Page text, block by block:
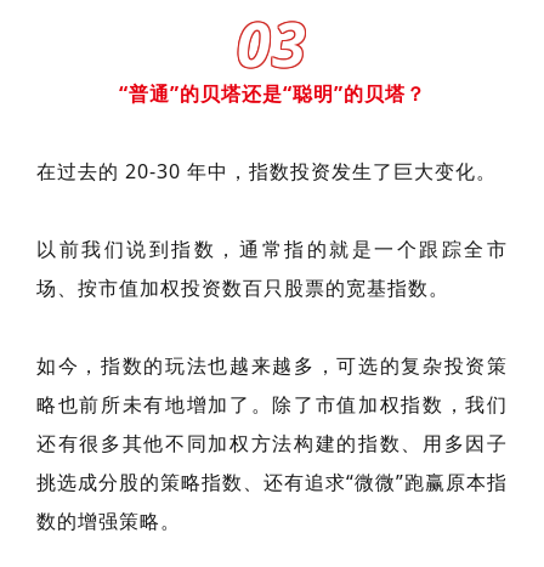
03
“普通”的贝塔还是“聪明”的贝塔？
在过去的 20-30 年中，指数投资发生了巨大变化。
以前我们说到指数，通常指的就是一个跟踪全市
场、按市值加权投资数百只股票的宽基指数。
如今，指数的玩法也越来越多，可选的复杂投资策
略也前所未有地增加了。除了市值加权指数，我们
还有很多其他不同加权方法构建的指数、用多因子
挑选成分股的策略指数、还有追求“微微”跑赢原本指
数的增强策略。